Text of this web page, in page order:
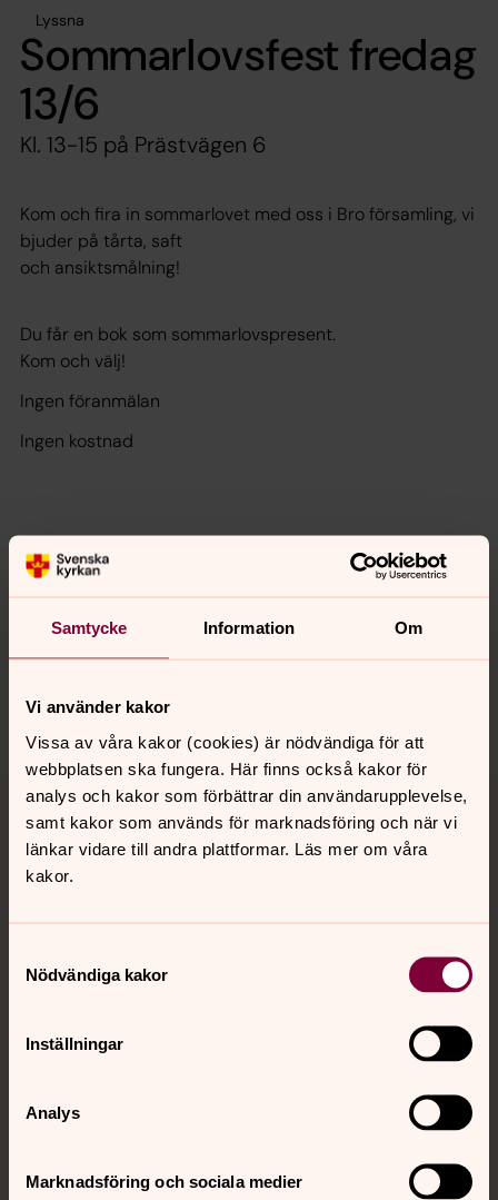
Samtycke Information Om
Vi använder kakor
Vissa av våra kakor (cookies) är nödvändiga för att
webbplatsen ska fungera. Här finns också kakor för
analys och kakor som förbättrar din användarupplevelse,
samt kakor som används för marknadsföring och när vi
länkar vidare till andra plattformar. Läs mer om våra
kakor.
Nödvändiga kakor
Inställningar
Analys
Marknadsföring och sociala medier
Lyssna
Sommarlovsfest fredag
13/6
Kl. 13-15 på Prästvägen 6
Kom och fira in sommarlovet med oss i Bro församling, vi
bjuder på tårta, saft
och ansiktsmålning!
Du får en bok som sommarlovspresent.
Kom och välj!
Ingen föranmälan
Ingen kostnad
innehåll?
Dela
Tillbaka till toppen
Tillbaka till innehållet
Kalender
Hitta snabbt